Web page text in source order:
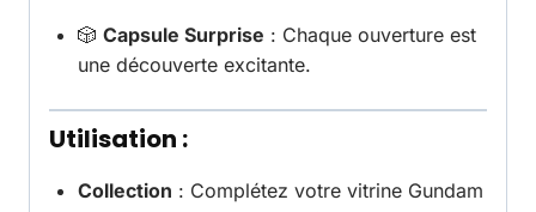
🎲 Capsule Surprise : Chaque ouverture est
une découverte excitante.
Utilisation :
Collection : Complétez votre vitrine Gundam